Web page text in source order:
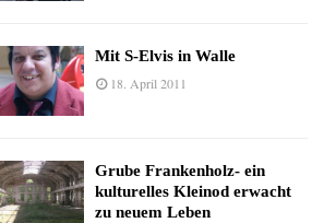
Mit S-Elvis in Walle
18. April 2011
Grube Frankenholz- ein
kulturelles Kleinod erwacht
zu neuem Leben